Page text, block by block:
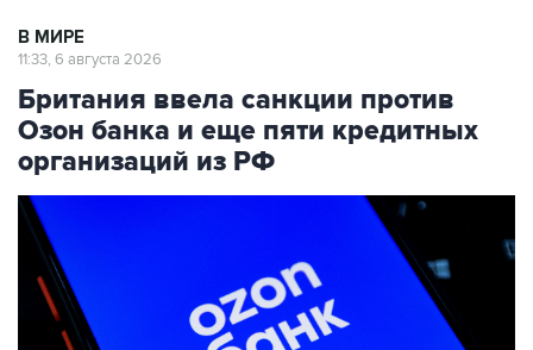
В МИРЕ
11:33, 6 августа 2026
Британия ввела санкции против
Озон банка и еще пяти кредитных
организаций из РФ